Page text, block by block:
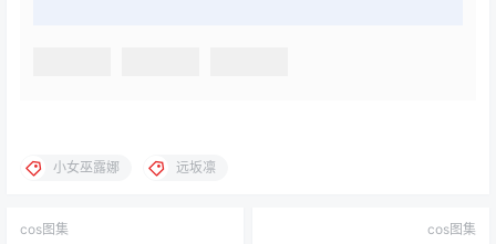
小女巫露娜 远坂凛
cos图集 cos图集